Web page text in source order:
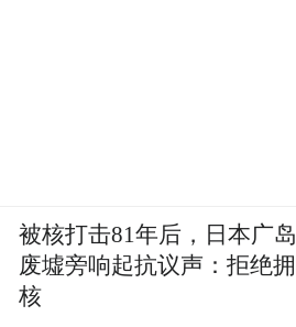
被核打击81年后，日本广岛
废墟旁响起抗议声：拒绝拥
核